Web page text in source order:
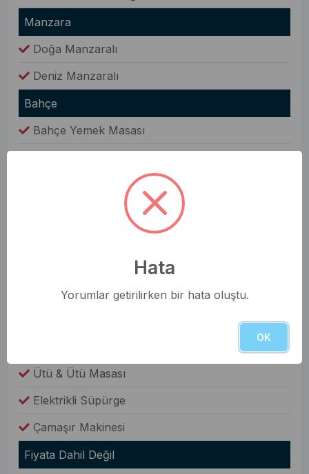
Manzara
Doğa Manzaralı
Deniz Manzaralı
Bahçe
Bahçe Yemek Masası
Havlular
Ütü & Ütü Masası
Elektrikli Süpürge
Çamaşır Makinesi
Fiyata Dahil Değil
Hata
Yorumlar getirilirken bir hata oluştu.
OK